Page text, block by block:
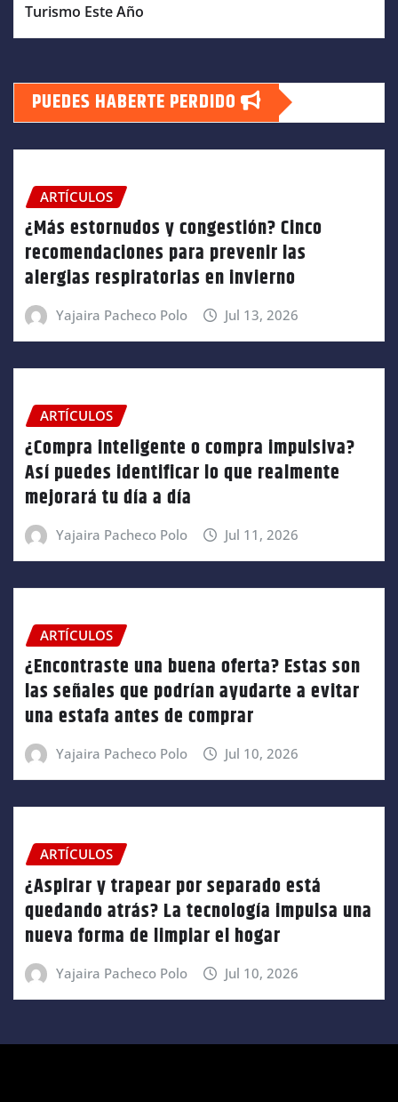
Turismo Este Año
PUEDES HABERTE PERDIDO
ARTÍCULOS
¿Más estornudos y congestión? Cinco
recomendaciones para prevenir las
alergias respiratorias en invierno
Yajaira Pacheco Polo Jul 13, 2026
ARTÍCULOS
¿Compra inteligente o compra impulsiva?
Así puedes identificar lo que realmente
mejorará tu día a día
Yajaira Pacheco Polo Jul 11, 2026
ARTÍCULOS
¿Encontraste una buena oferta? Estas son
las señales que podrían ayudarte a evitar
una estafa antes de comprar
Yajaira Pacheco Polo Jul 10, 2026
ARTÍCULOS
¿Aspirar y trapear por separado está
quedando atrás? La tecnología impulsa una
nueva forma de limpiar el hogar
Yajaira Pacheco Polo Jul 10, 2026